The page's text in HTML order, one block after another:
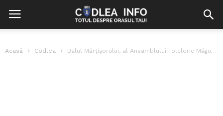
Acasă Codlea Balul Mărțișorului, al Ansamblului Folcloric Măgura Codlea